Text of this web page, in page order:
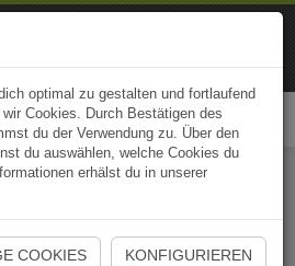
App jetzt öffnen
optimal zu gestalten und fortlaufend
Cookies. Durch Bestätigen des
du der Verwendung zu. Über den
du auswählen, welche Cookies du
erhälst du in unserer
COOKIES KONFIGURIEREN